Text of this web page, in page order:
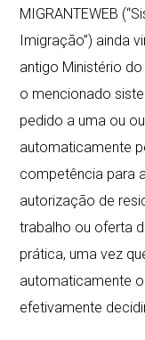
MIGRANTEWEB
Imigração”) ainda
antigo Ministério
o mencionado
pedido a uma ou
automaticamente
competência para
autorização de
trabalho ou oferta
prática, uma vez
automaticamente
efetivamente